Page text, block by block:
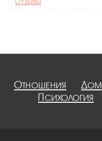
Отношения Дом
Психология